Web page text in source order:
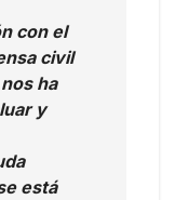
con el
civil
ha
y
está